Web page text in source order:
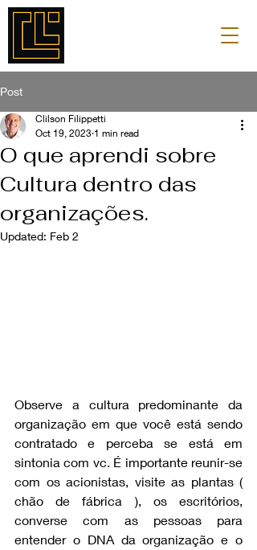
Post
O que aprendi sobre
Cultura dentro das
organizações.
Clilson Filippetti
Oct 19, 2023 1 min read
Updated: Feb 2
Observe a cultura predominante da
organização em que você está sendo
contratado e perceba se está em
sintonia com vc. É importante reunir-se
com os acionistas, visite as plantas (
chão de fábrica ), os escritórios,
converse com as pessoas para
entender o DNA da organização e o